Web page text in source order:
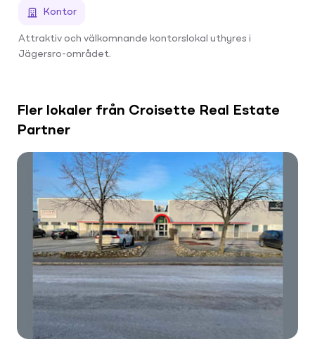
Kontor
Attraktiv och välkomnande kontorslokal uthyres i
Jägersro-området.
Fler lokaler från Croisette Real Estate
Partner